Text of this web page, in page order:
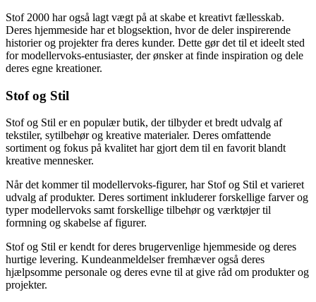
Stof 2000 har også lagt vægt på at skabe et kreativt fællesskab.
Deres hjemmeside har et blogsektion, hvor de deler inspirerende
historier og projekter fra deres kunder. Dette gør det til et ideelt sted
for modellervoks-entusiaster, der ønsker at finde inspiration og dele
deres egne kreationer.
Stof og Stil
Stof og Stil er en populær butik, der tilbyder et bredt udvalg af
tekstiler, sytilbehør og kreative materialer. Deres omfattende
sortiment og fokus på kvalitet har gjort dem til en favorit blandt
kreative mennesker.
Når det kommer til modellervoks-figurer, har Stof og Stil et varieret
udvalg af produkter. Deres sortiment inkluderer forskellige farver og
typer modellervoks samt forskellige tilbehør og værktøjer til
formning og skabelse af figurer.
Stof og Stil er kendt for deres brugervenlige hjemmeside og deres
hurtige levering. Kundeanmeldelser fremhæver også deres
hjælpsomme personale og deres evne til at give råd om produkter og
projekter.